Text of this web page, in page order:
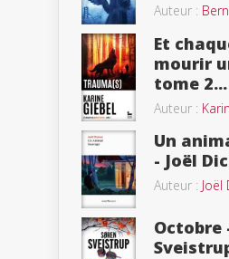
Auteur :
Et
mourir
tome 2...
Auteur :
Un
- Joël
Auteur : Joël
Octobre